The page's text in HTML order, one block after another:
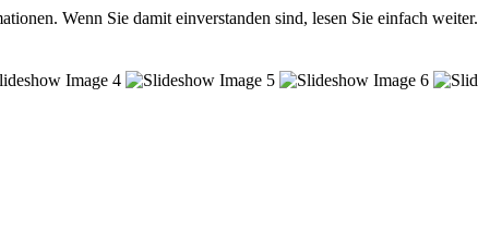
Wenn Sie damit einverstanden sind, lesen Sie einfach weiter.